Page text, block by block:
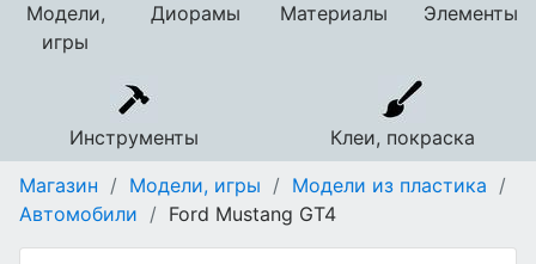
Модели,
игры
Диорамы Материалы Элементы
Инструменты
Клеи, покраска
Магазин / Модели, игры / Модели из пластика /
Автомобили / Ford Mustang GT4